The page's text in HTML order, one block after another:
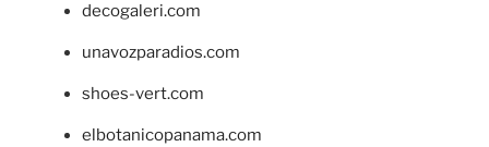
decogaleri.com
unavozparadios.com
shoes-vert.com
elbotanicopanama.com